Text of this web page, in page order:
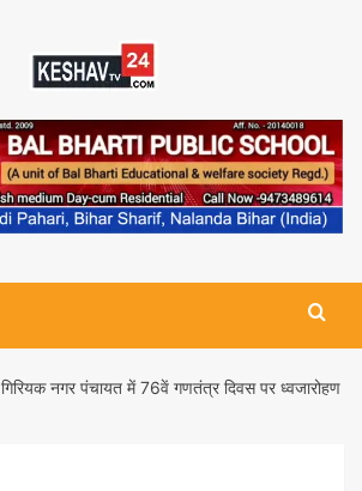
गिरियक नगर पंचायत में 76वें गणतंत्र दिवस पर ध्वजारोहण